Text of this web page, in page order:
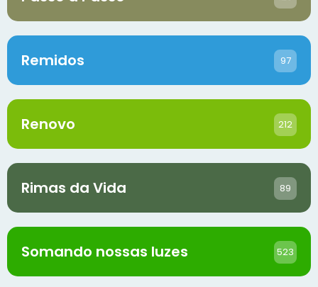
Remidos 97
Renovo 212
Rimas da Vida 89
Somando nossas luzes 523